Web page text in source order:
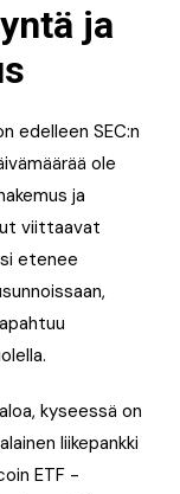
ja
edelleen SEC:n
ole
ja
viittaavat
etenee
kyseessä on
liikepankki
ETF -